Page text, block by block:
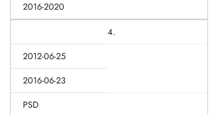
2016-2020
4.
2012-06-25
2016-06-23
PSD